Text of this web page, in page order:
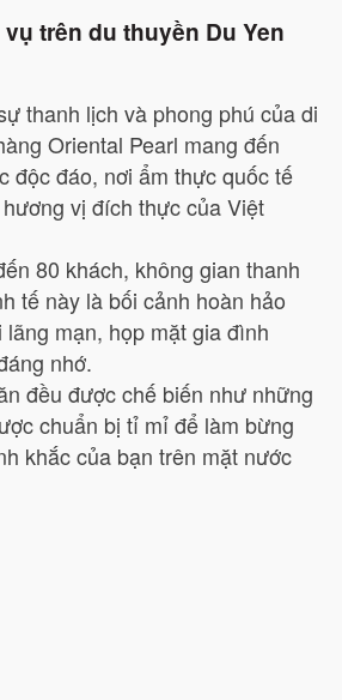
trên du thuyền Du Yen
thanh lịch và phong phú của di
Oriental Pearl mang đến
độc đáo, nơi ẩm thực quốc tế
vị đích thực của Việt
80 khách, không gian thanh
tế này là bối cảnh hoàn hảo
mạn, họp mặt gia đình
nhớ.
đều được chế biến như những
chuẩn bị tỉ mỉ để làm bừng
khắc của bạn trên mặt nước